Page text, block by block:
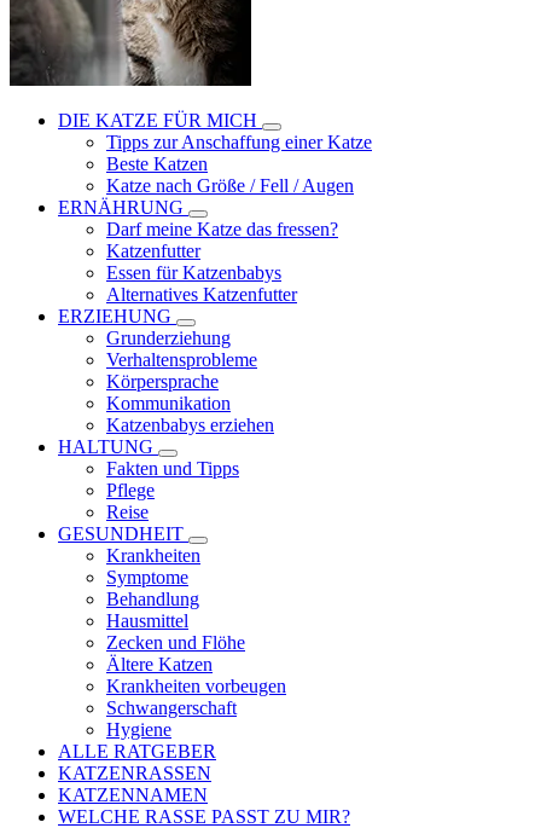
DIE KATZE FÜR MICH
Tipps zur Anschaffung einer Katze
Beste Katzen
Katze nach Größe / Fell / Augen
ERNÄHRUNG
Darf meine Katze das fressen?
Katzenfutter
Essen für Katzenbabys
Alternatives Katzenfutter
ERZIEHUNG
Grunderziehung
Verhaltensprobleme
Körpersprache
Kommunikation
Katzenbabys erziehen
HALTUNG
Fakten und Tipps
Pflege
Reise
GESUNDHEIT
Krankheiten
Symptome
Behandlung
Hausmittel
Zecken und Flöhe
Ältere Katzen
Krankheiten vorbeugen
Schwangerschaft
Hygiene
ALLE RATGEBER
KATZENRASSEN
KATZENNAMEN
WELCHE RASSE PASST ZU MIR?